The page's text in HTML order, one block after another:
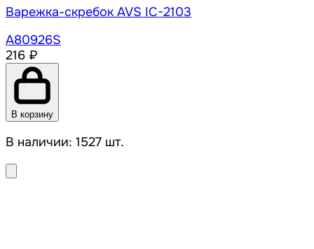
Варежка-скребок AVS IC-2103
A80926S
216 ₽
В корзину
В наличии: 1527 шт.